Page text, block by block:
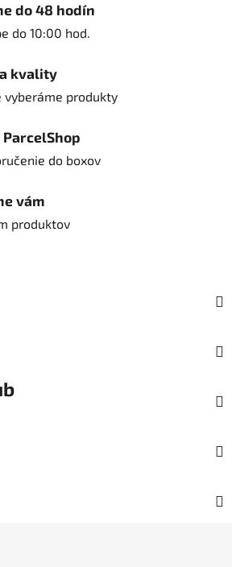
do 48 hodín
do 10:00 hod.
kvality
vyberáme produkty
ParcelShop
do boxov
vám
produktov